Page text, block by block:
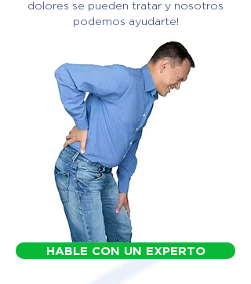
dolores se pueden tratar y nosotros
podemos ayudarte!
HABLE CON UN EXPERTO